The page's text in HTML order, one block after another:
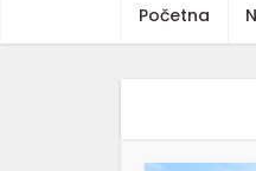
Početna